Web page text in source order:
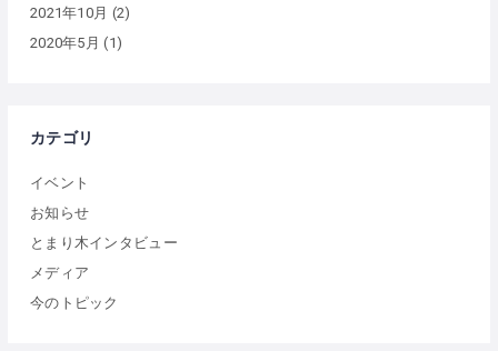
2021年10月 (2)
2020年5月 (1)
カテゴリ
イベント
お知らせ
とまり木インタビュー
メディア
今のトピック